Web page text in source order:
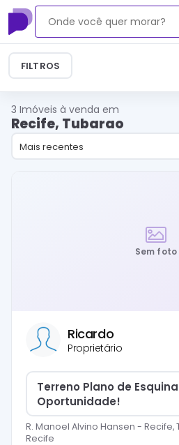
FILTROS
3 Imóveis à venda em
Recife, Tubarao
Mais recentes
Sem foto
Ricardo
Proprietário
Terreno Plano de
Oportunidade!
R. Manoel Alvino Hansen - Recife,
Recife